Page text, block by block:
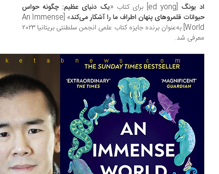
یونگ[ed yong] برای کتاب «
یک دنیای عظیم: چگونه حواس
قلمروهای پنهان اطراف ما را آشکار می‌کند » [An Immense
World] به‌عنوان برنده جایزه کتاب علمی انجمن سلطنتی بریتانیا ۲۰۲۳
شد.